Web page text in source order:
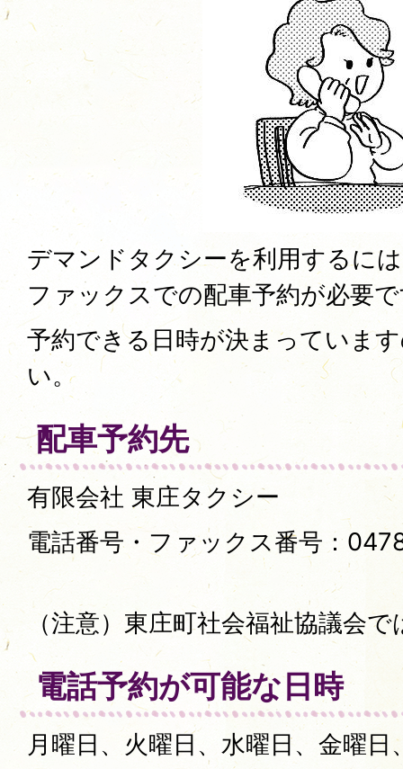
デマンドタクシーを利用するに
ファックスでの配車予約が必要
予約できる日時が決まっていま
い。
配車予約先
有限会社 東庄タクシー
電話番号・ファックス番号：
（注意）東庄町社会福祉協議会
電話予約が可能な日時
月曜日、火曜日、水曜日、金曜日